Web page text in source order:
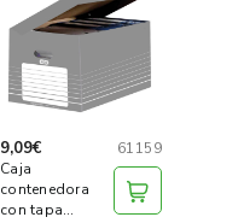
›
›
›
9,09€
61159
Caja
contenedora
con tapa